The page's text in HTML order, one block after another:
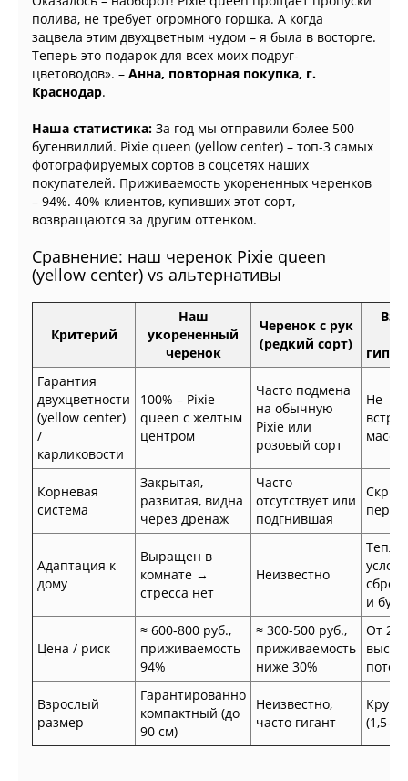
полива, не требует огромного горшка. А когда
зацвела этим двухцветным чудом – я была в восторге.
Теперь это подарок для всех моих подруг-
цветоводов». – Анна, повторная покупка, г.
Краснодар.
Наша статистика: За год мы отправили более 500
бугенвиллий. Pixie queen (yellow center) – топ-3 самых
фотографируемых сортов в соцсетях наших
покупателей. Приживаемость укорененных черенков
– 94%. 40% клиентов, купивших этот сорт,
возвращаются за другим оттенком.
Сравнение: наш черенок Pixie queen
(yellow center) vs альтернативы
Критерий
Наш
укорененный
черенок
Черенок с рук
(редкий сорт)
Гарантия
двухцветности
(yellow center)
/
карликовости
100% – Pixie
queen с желтым
центром
Часто подмена
на обычную
Pixie или
розовый сорт
Не
масс-
Корневая
система
Закрытая,
развитая, видна
через дренаж
Часто
отсутствует или
подгнившая
Адаптация к
дому
Выращен в
комнате →
стресса нет
Неизвестно
сброс
и
Цена / риск
≈ 600-800 руб.,
приживаемость
94%
≈ 300-500 руб.,
приживаемость
ниже 30%
От
Взрослый
размер
Гарантированно
компактный (до
90 см)
Неизвестно,
часто гигант
(1,5-2